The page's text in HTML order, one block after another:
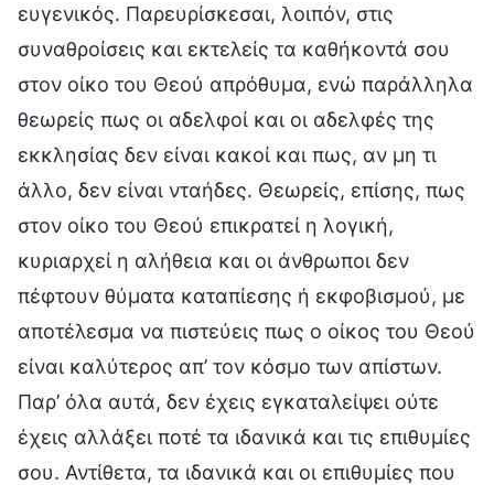
ευγενικός. Παρευρίσκεσαι, λοιπόν, στις
συναθροίσεις και εκτελείς τα καθήκοντά σου
στον οίκο του Θεού απρόθυμα, ενώ παράλληλα
θεωρείς πως οι αδελφοί και οι αδελφές της
εκκλησίας δεν είναι κακοί και πως, αν μη τι
άλλο, δεν είναι νταήδες. Θεωρείς, επίσης, πως
στον οίκο του Θεού επικρατεί η λογική,
κυριαρχεί η αλήθεια και οι άνθρωποι δεν
πέφτουν θύματα καταπίεσης ή εκφοβισμού, με
αποτέλεσμα να πιστεύεις πως ο οίκος του Θεού
είναι καλύτερος απ’ τον κόσμο των απίστων.
Παρ’ όλα αυτά, δεν έχεις εγκαταλείψει ούτε
έχεις αλλάξει ποτέ τα ιδανικά και τις επιθυμίες
σου. Αντίθετα, τα ιδανικά και οι επιθυμίες που